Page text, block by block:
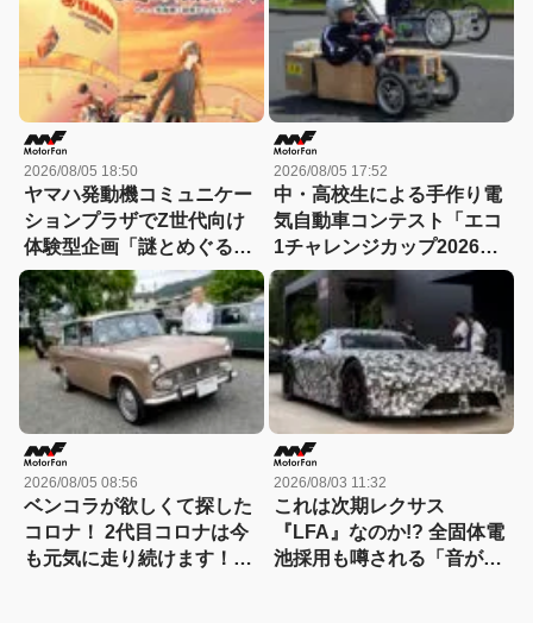
2026/08/05 18:50
ヤマハ発動機コミュニケー
ションプラザでZ世代向け
体験型企画「謎とめぐる記
憶の旅」が実施中！
2026/08/05 17:52
中・高校生による手作り電
気自動車コンテスト「エコ
1チャレンジカップ2026」
が8月22日に開催！
2026/08/05 08:56
ベンコラが欲しくて探した
コロナ！ 2代目コロナは今
も元気に走り続けます！
2026/08/03 11:32
これは次期レクサス
『LFA』なのか!? 全固体電
池採用も噂される「音がし